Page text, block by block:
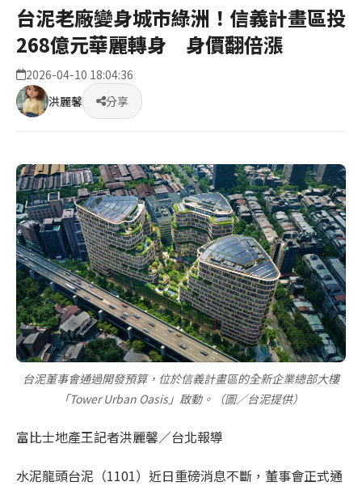
台泥老廠變身城市綠洲！信義計畫區投
268億元華麗轉身 身價翻倍漲
2026-04-10 18:04:36
洪麗馨
分享
台泥董事會通過開發預算，位於信義計畫區的全新企業總部大樓
「Tower Urban Oasis」啟動。（圖／台泥提供）
富比士地產王記者洪麗馨／台北報導
水泥龍頭台泥（1101）近日重磅消息不斷，董事會正式通